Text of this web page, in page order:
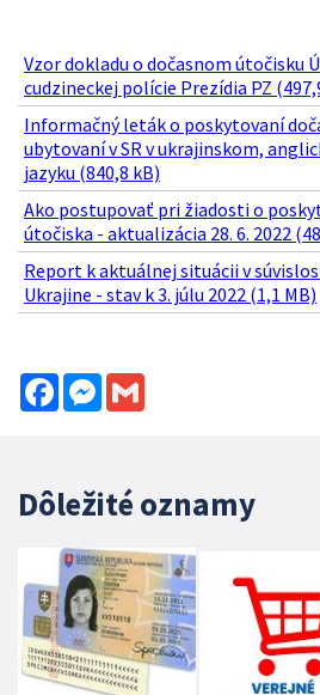
Vzor dokladu o dočasnom útočisku
cudzineckej polície Prezídia PZ
Informačný leták o poskytovaní
ubytovaní v SR v ukrajinskom,
jazyku (840,8 kB)
Ako postupovať pri žiadosti o
útočiska - aktualizácia 28. 6. 2022
Report k aktuálnej situácii v
Ukrajine - stav k 3. júlu 2022 (1,1 MB)
FacebookMessenger
Dôležité oznamy